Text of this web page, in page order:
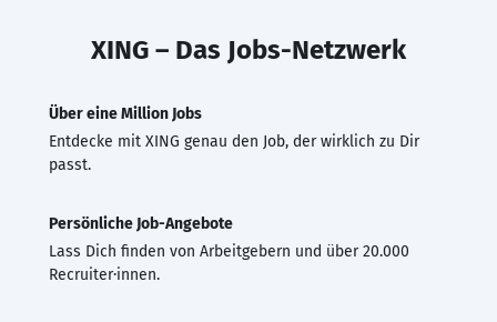
XING – Das Jobs-Netzwerk
Über eine Million Jobs
Entdecke mit XING genau den Job, der wirklich zu Dir
passt.
Persönliche Job-Angebote
Lass Dich finden von Arbeitgebern und über 20.000
Recruiter·innen.